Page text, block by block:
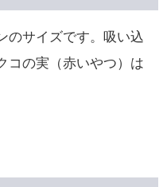
のサイズです。吸い込
コの実（赤いやつ）は